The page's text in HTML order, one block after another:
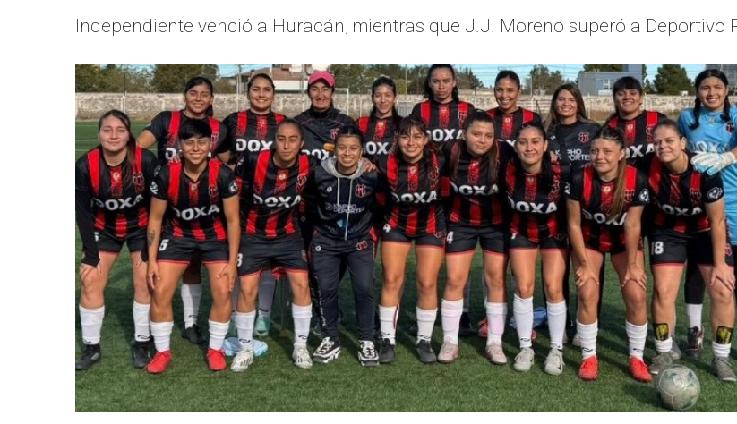
Independiente venció a Huracán, mientras que J.J. Moreno superó a Deportivo